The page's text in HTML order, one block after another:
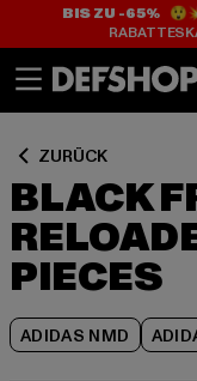
BIS ZU -65%
ZURÜCK
BLACK
PIECES
ADIDAS NMD